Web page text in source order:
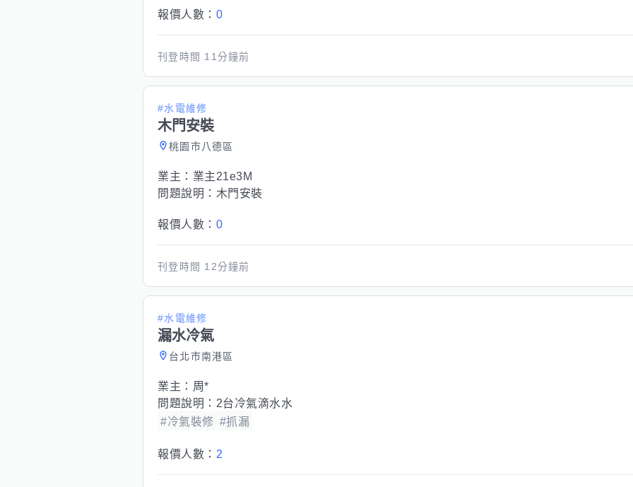
報價人數： 0
刊登時間 11分鐘前
#水電維修
木門安裝
桃園市八德區
業主： 業主21e3M
問題說明： 木門安裝
報價人數： 0
刊登時間 12分鐘前
#水電維修
漏水冷氣
台北市南港區
業主： 周*
問題說明： 2台冷氣滴水水
#冷氣裝修 #抓漏
報價人數： 2